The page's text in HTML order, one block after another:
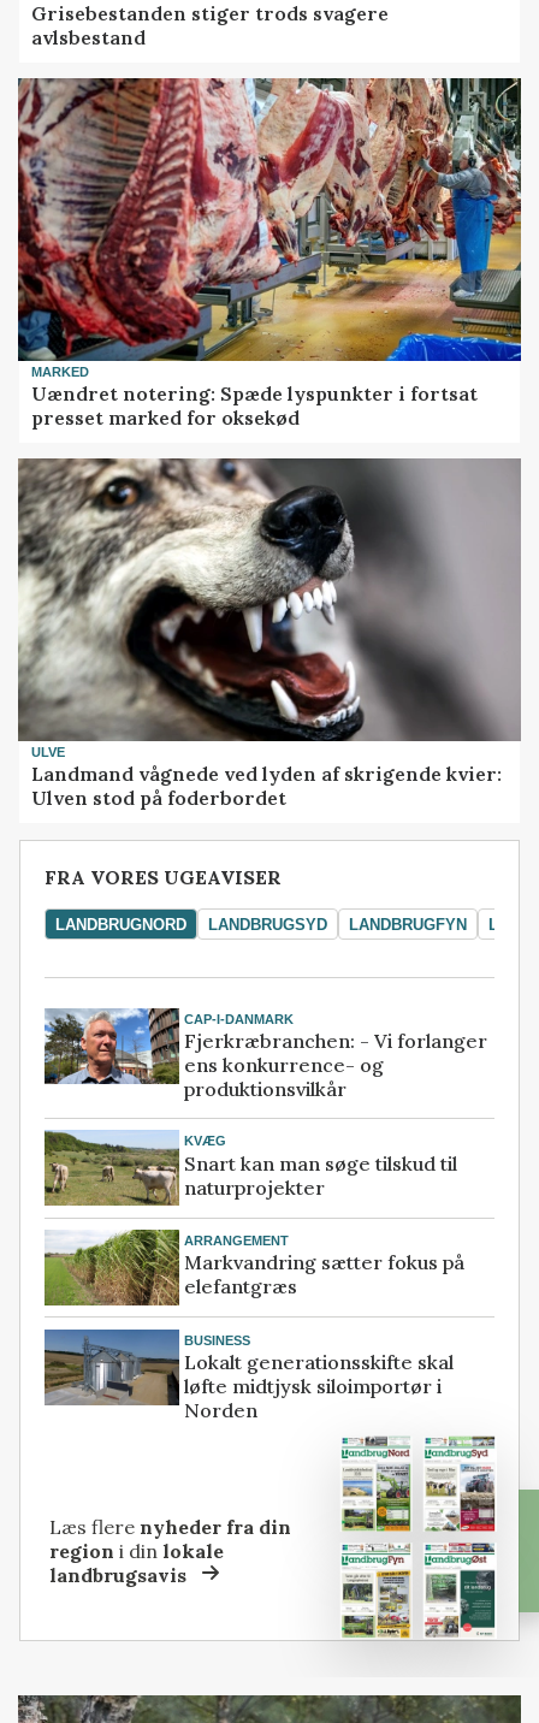
Grisebestanden stiger trods svagere
avlsbestand
MARKED
Uændret notering: Spæde lyspunkter i fortsat
presset marked for oksekød
ULVE
Landmand vågnede ved lyden af skrigende kvier:
Ulven stod på foderbordet
FRA VORES UGEAVISER
LANDBRUGNORD LANDBRUGSYD LANDBRUGFYN
CAP-I-DANMARK
Fjerkræbranchen: - Vi forlanger
ens konkurrence- og
produktionsvilkår
KVÆG
Snart kan man søge tilskud til
naturprojekter
ARRANGEMENT
Markvandring sætter fokus på
elefantgræs
BUSINESS
Lokalt generationsskifte skal
løfte midtjysk siloimportør i
Norden
Læs flere nyheder fra din
region i dinlokale
landbrugsavis